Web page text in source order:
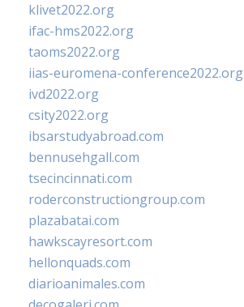
klivet2022.org
ifac-hms2022.org
taoms2022.org
iias-euromena-conference2022.org
ivd2022.org
csity2022.org
ibsarstudyabroad.com
bennusehgall.com
tsecincinnati.com
roderconstructiongroup.com
plazabatai.com
hawkscayresort.com
hellonquads.com
diarioanimales.com